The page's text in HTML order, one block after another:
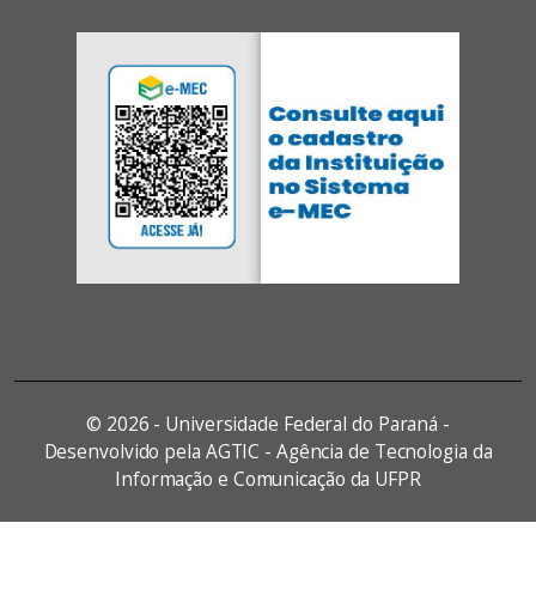
© 2026 - Universidade Federal do Paraná -
Desenvolvido pela AGTIC - Agência de Tecnologia da
Informação e Comunicação da UFPR